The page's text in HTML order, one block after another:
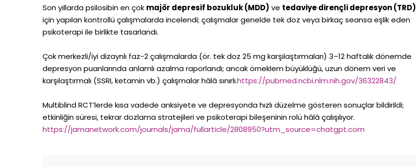
Son yıllarda psilosibin en çok majör depresif bozukluk (MDD) ve tedaviye dirençli depresyon (TRD)
için yapılan kontrollü çalışmalarda incelendi; çalışmalar genelde tek doz veya birkaç seansa eşlik eden
psikoterapi ile birlikte tasarlandı.
Çok merkezli/iyi dizaynlı faz-2 çalışmalarda (ör. tek doz 25 mg karşılaştırmaları) 3–12 haftalık dönemde
depresyon puanlarında anlamlı azalma raporlandı; ancak örneklem büyüklüğü, uzun dönem veri ve
karşılaştırmalı (SSRI, ketamin vb.) çalışmalar hâlâ sınırlı.https://pubmed.ncbi.nlm.nih.gov/36322843/
Multiblind RCT’lerde kısa vadede anksiyete ve depresyonda hızlı düzelme gösteren sonuçlar bildirildi;
etkinliğin süresi, tekrar dozlama stratejileri ve psikoterapi bileşeninin rolü hâlâ çalışılıyor.
https://jamanetwork.com/journals/jama/fullarticle/2808950?utm_source=chatgpt.com